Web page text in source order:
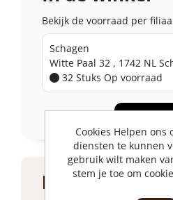
Product
Bekijk de voorraad per
Schagen
Witte Paal 32 , 1742 NL
32 Stuks Op voorraad
Bekijk
Cookies Helpen ons
diensten te kunnen
gebruik wilt maken
stem je toe om